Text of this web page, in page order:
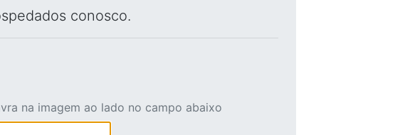
conosco.
na imagem ao lado no campo abaixo